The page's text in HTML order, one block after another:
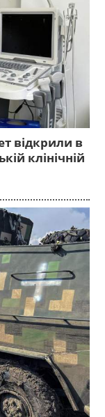
відкрили в
клінічній